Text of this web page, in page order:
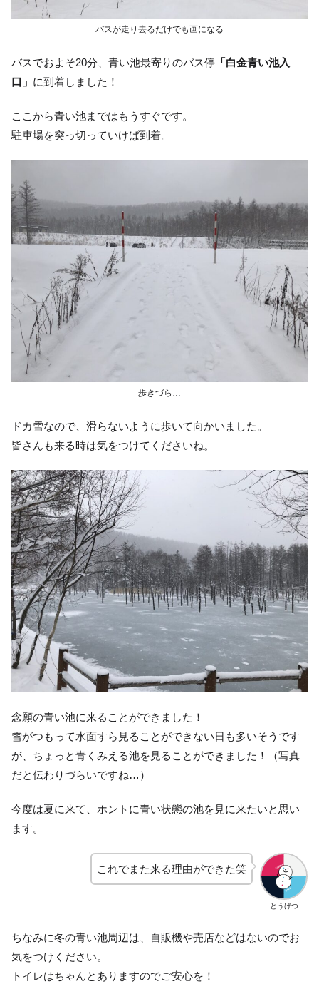
バスが走り去るだけでも画になる
バスでおよそ20分、青い池最寄りのバス停 「白金青い池入
口」 に到着しました！
ここから青い池まではもうすぐです。
駐車場を突っ切っていけば到着。
歩きづら…
ドカ雪なので、滑らないように歩いて向かいました。
皆さんも来る時は気をつけてくださいね。
念願の青い池に来ることができました！
雪がつもって水面すら見ることができない日も多いそうです
が、ちょっと青くみえる池を見ることができました！（写真
だと伝わりづらいですね…）
今度は夏に来て、ホントに青い状態の池を見に来たいと思い
ます。
とうげつ
これでまた来る理由ができた笑
ちなみに冬の青い池周辺は、自販機や売店などはないのでお
気をつけください。
トイレはちゃんとありますのでご安心を！